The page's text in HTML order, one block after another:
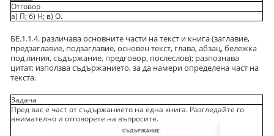
Отговор
а) П; б) Н; в) О.
БЕ.1.1.4. различава основните части на текст и книга (заглавие,
предзаглавие, подзаглавие, основен текст, глава, абзац, бележка
под линия, съдържание, предговор, послеслов); разпознава
цитат; използва съдържанието, за да намери определена част на
текста.
Задача
Пред вас е част от съдържанието на една книга. Разгледайте го
внимателно и отговорете на въпросите.